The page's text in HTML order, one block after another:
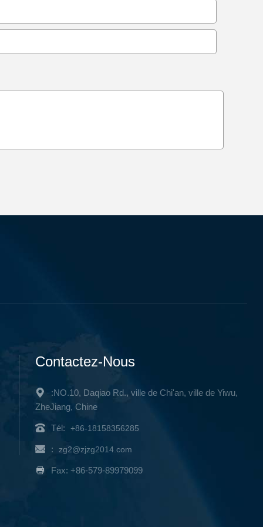
Contactez-Nous
:NO.10, Daqiao Rd., ville de Chi'an, ville de Yiwu,
ZheJiang, Chine
Tél: +86-18158356285
: zg2@zjzg2014.com
Fax: +86-579-89979099